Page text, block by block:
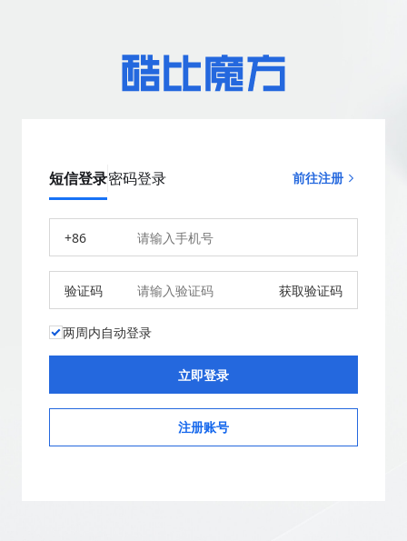
短信登录密码登录 前往注册
+86
验证码 获取验证码
两周内自动登录
注册账号